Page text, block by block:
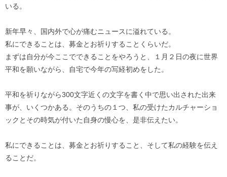
いる。
新年早々、国内外で心が痛むニュースに溢れている。
私にできることは、募金とお祈りすることくらいだ。
まずは自分が今ここでできることをやろうと、１月２日の夜に世界
平和を願いながら、自宅で今年の写経初めをした。
平和を祈りながら300文字近くの文字を書く中で思い出された出来
事が、いくつかある。そのうちの１つ、私の受けたカルチャーショ
ックとその時気が付いた自身の慢心を、是非伝えたい。
私にできることは、募金とお祈りすること、そして私の経験を伝え
ることだ。